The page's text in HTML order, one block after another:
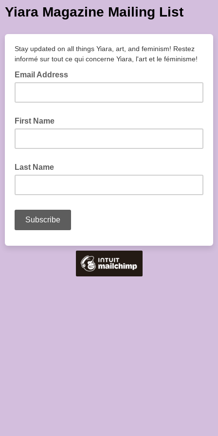
Yiara Magazine Mailing List
Stay updated on all things Yiara, art, and feminism! Restez
informé sur tout ce qui concerne Yiara, l'art et le féminisme!
Email Address
First Name
Last Name